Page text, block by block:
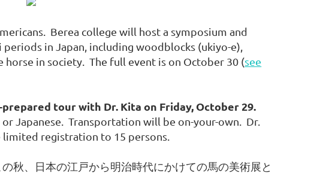
Berea college will host a symposium and
in Japan, including woodblocks (ukiyo-e),
in society. The full event is on October 30 (see
tour with Dr. Kita on Friday, October 29.
Japanese. Transportation will be on-your-own. Dr.
limited registration to 15 persons.
秋、日本の江戸から明治時代にかけての馬の美術展と